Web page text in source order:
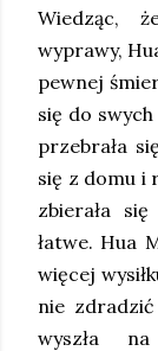
Wiedząc,
wyprawy,
pewnej
się do
przebrała
się z domu i
zbierała
łatwe. Hua
więcej
nie
wyszła